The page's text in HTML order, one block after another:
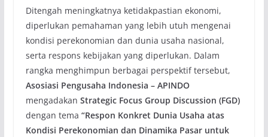
Ditengah meningkatnya ketidakpastian ekonomi,
diperlukan pemahaman yang lebih utuh mengenai
kondisi perekonomian dan dunia usaha nasional,
serta respons kebijakan yang diperlukan. Dalam
rangka menghimpun berbagai perspektif tersebut,
Asosiasi Pengusaha Indonesia – APINDO
mengadakan Strategic Focus Group Discussion (FGD)
dengan tema “Respon Konkret Dunia Usaha atas
Kondisi Perekonomian dan Dinamika Pasar untuk